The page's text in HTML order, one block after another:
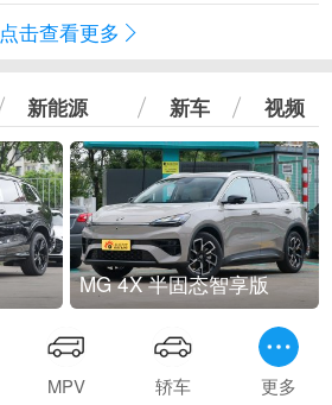
点击查看更多
新能源 新车 视频
MG 4X 半固态智享版
MPV 轿车 更多